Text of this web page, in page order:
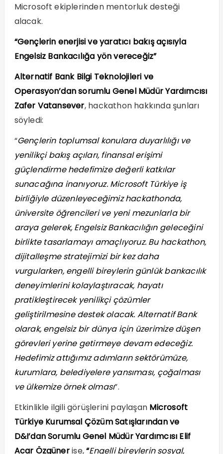
Microsoft ekiplerinden mentorluk desteği
alacak.
“Gençlerin enerjisi ve yaratıcı bakış açısıyla
Engelsiz Bankacılığa yön vereceğiz”
Alternatif Bank Bilgi Teknolojileri ve
Operasyon’dan sorumlu Genel Müdür Yardımcısı
Zafer Vatansever, hackathon hakkında şunları
söyledi:
“Gençlerin toplumsal konulara duyarlılığı ve
yenilikçi bakış açıları, finansal erişimi
güçlendirme hedefimize değerli katkılar
sunacağına inanıyoruz. Microsoft Türkiye iş
birliğiyle düzenleyeceğimiz hackathonda,
üniversite öğrencileri ve yeni mezunlarla bir
araya gelerek, Engelsiz Bankacılığın geleceğini
birlikte tasarlamayı amaçlıyoruz. Bu hackathon,
dijitalleşme stratejimizi bir kez daha
vurgularken, engelli bireylerin günlük bankacılık
deneyimlerini kolaylaştıracak, hayatı
pratikleştirecek yenilikçi çözümler
geliştirilmesine destek olacak. Alternatif Bank
olarak, engelsiz bir dünya için üzerimize düşen
görevleri yerine getirmeye devam edeceğiz.
Hedefimiz attığımız adımların sektörümüze,
kurumlara, belediyelere yansıması, çoğalması
ve ülkemize örnek olması”.
Etkinlikle ilgili görüşlerini paylaşan Microsoft
Türkiye Kurumsal Çözüm Satışlarından ve
D&I’dan Sorumlu Genel Müdür Yardımcısı Elif
Acar Özgünerise,“Engelli bireylerin sosyal,